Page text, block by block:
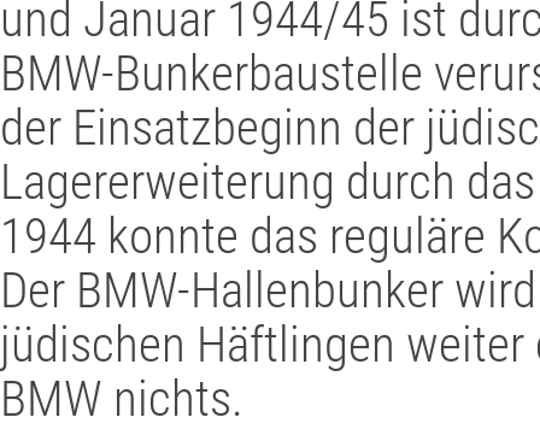
und Januar 1944/45 ist
BMW-Bunkerbaustelle
der Einsatzbeginn der
Lagererweiterung durch
1944 konnte das reguläre
Der BMW-Hallenbunker
jüdischen Häftlingen
BMW nichts.